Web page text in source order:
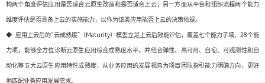
构两个角度评估应用是否适合云原生改造和是否适合上云；另一方面从平台和组织流程两个能力
维度评估是否具备上云的实施能力，以作为该类应用能否上云的决策依据。
◆ 应用上云后的“云成熟度”（Maturity）模型立足上云后效能评估，覆盖七个能力子域、28个能
力项，能够全方位诊断云原生应用综合成熟度水平，并结合弹性、高可用、自愈、可观测性和自
动化等五大云原生应用特性成熟度，从业务应用的发展视角为项目团队指引能力明确方向，更好
地匹配业务应用发展需求。